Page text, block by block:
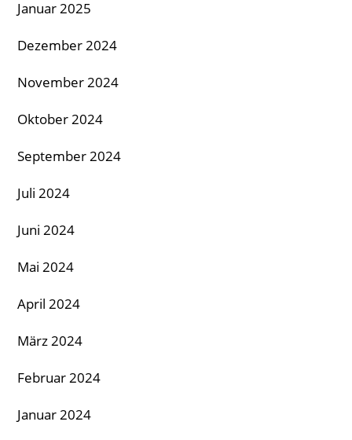
Januar 2025
Dezember 2024
November 2024
Oktober 2024
September 2024
Juli 2024
Juni 2024
Mai 2024
April 2024
März 2024
Februar 2024
Januar 2024